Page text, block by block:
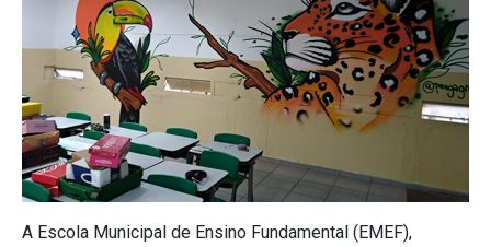
A Escola Municipal de Ensino Fundamental (EMEF),